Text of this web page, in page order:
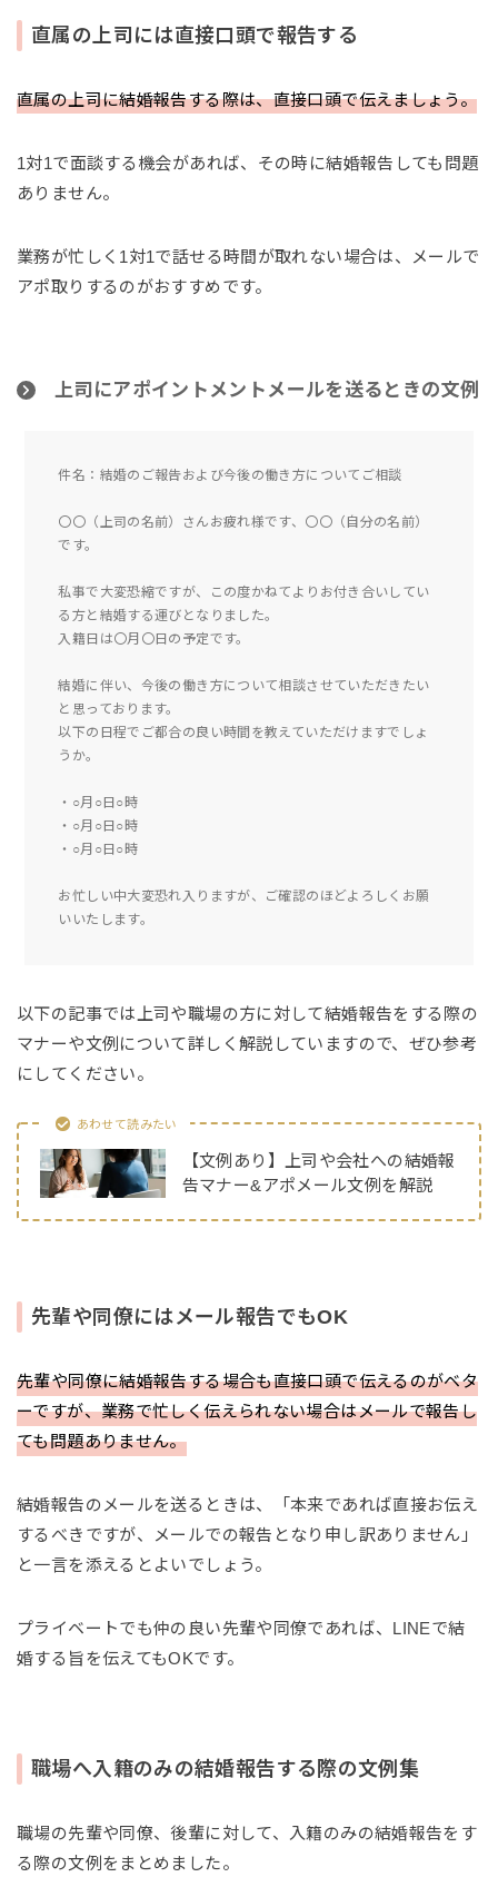
直属の上司には直接口頭で報告する
直属の上司に結婚報告する際は、直接口頭で伝えましょう。
1対1で面談する機会があれば、その時に結婚報告しても問題
ありません。
業務が忙しく1対1で話せる時間が取れない場合は、メールで
アポ取りするのがおすすめです。
上司にアポイントメントメールを送るときの文例
件名：結婚のご報告および今後の働き方についてご相談
〇〇（上司の名前）さんお疲れ様です、〇〇（自分の名前）
です。
私事で大変恐縮ですが、この度かねてよりお付き合いしてい
る方と結婚する運びとなりました。
入籍日は〇月〇日の予定です。
結婚に伴い、今後の働き方について相談させていただきたい
と思っております。
以下の日程でご都合の良い時間を教えていただけますでしょ
うか。
・○月○日○時
・○月○日○時
・○月○日○時
お忙しい中大変恐れ入りますが、ご確認のほどよろしくお願
いいたします。
以下の記事では上司や職場の方に対して結婚報告をする際の
マナーや文例について詳しく解説していますので、ぜひ参考
にしてください。
あわせて読みたい
【文例あり】上司や会社への結婚報
告マナー&アポメール文例を解説
先輩や同僚にはメール報告でもOK
先輩や同僚に結婚報告する場合も直接口頭で伝えるのがベタ
ーですが、業務で忙しく伝えられない場合はメールで報告し
ても問題ありません。
結婚報告のメールを送るときは、「本来であれば直接お伝え
するべきですが、メールでの報告となり申し訳ありません」
と一言を添えるとよいでしょう。
プライベートでも仲の良い先輩や同僚であれば、LINEで結
婚する旨を伝えてもOKです。
職場へ入籍のみの結婚報告する際の文例集
職場の先輩や同僚、後輩に対して、入籍のみの結婚報告をす
る際の文例をまとめました。